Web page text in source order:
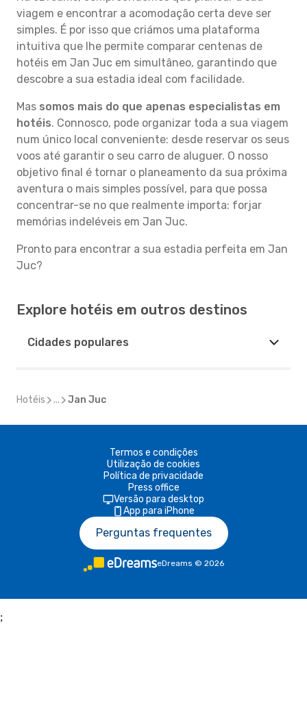
viagem e encontrar a acomodação certa deve ser
simples. É por isso que criámos uma plataforma
intuitiva que lhe permite comparar centenas de
hotéis em Jan Juc em simultâneo, garantindo que
descobre a sua estadia ideal com facilidade.
Mas somos mais do que apenas especialistas em
hotéis. Connosco, pode organizar toda a sua viagem
num único local conveniente: desde reservar os seus
voos até garantir o seu carro de aluguer. O nosso
objetivo final é tornar o planeamento da sua próxima
aventura o mais simples possível, para que possa
concentrar-se no que realmente importa: forjar
memórias indeléveis em Jan Juc.
Pronto para encontrar a sua estadia perfeita em Jan
Juc?
Explore hotéis em outros destinos
Cidades populares
Hotéis ... Jan Juc
Termos e condições
Utilização de cookies
Política de privacidade
Press office
Versão para desktop
App para iPhone
Perguntas frequentes
eDreams © 2026
;